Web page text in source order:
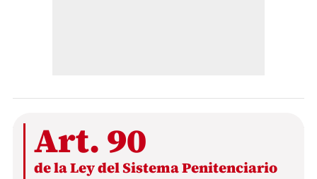
Art. 90
de la Ley del Sistema Penitenciario